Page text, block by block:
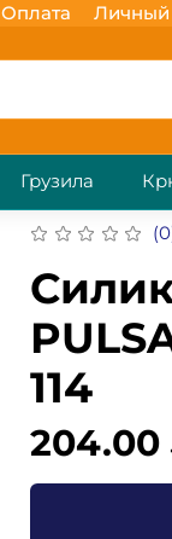
Оплата Личный
Грузила
114
204.00